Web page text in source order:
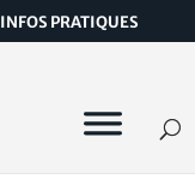
INFOS PRATIQUES